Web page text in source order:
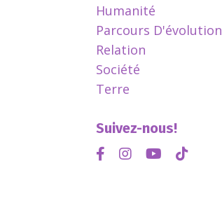
Humanité
Parcours D'évolution
Relation
Société
Terre
Suivez-nous!